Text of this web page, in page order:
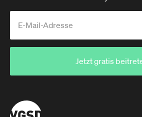
Jetzt gratis